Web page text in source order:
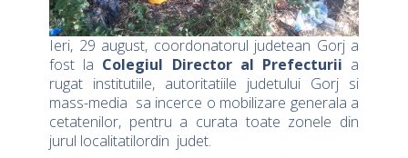
Ieri, 29 august, coordonatorul judetean Gorj a
fost la Colegiul Director al Prefecturii a
rugat institutiile, autoritatiile judetului Gorj si
mass-media sa incerce o mobilizare generala a
cetatenilor, pentru a curata toate zonele din
jurul localitatilordin judet.